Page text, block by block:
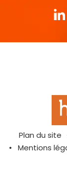
Plan du site
Mentions